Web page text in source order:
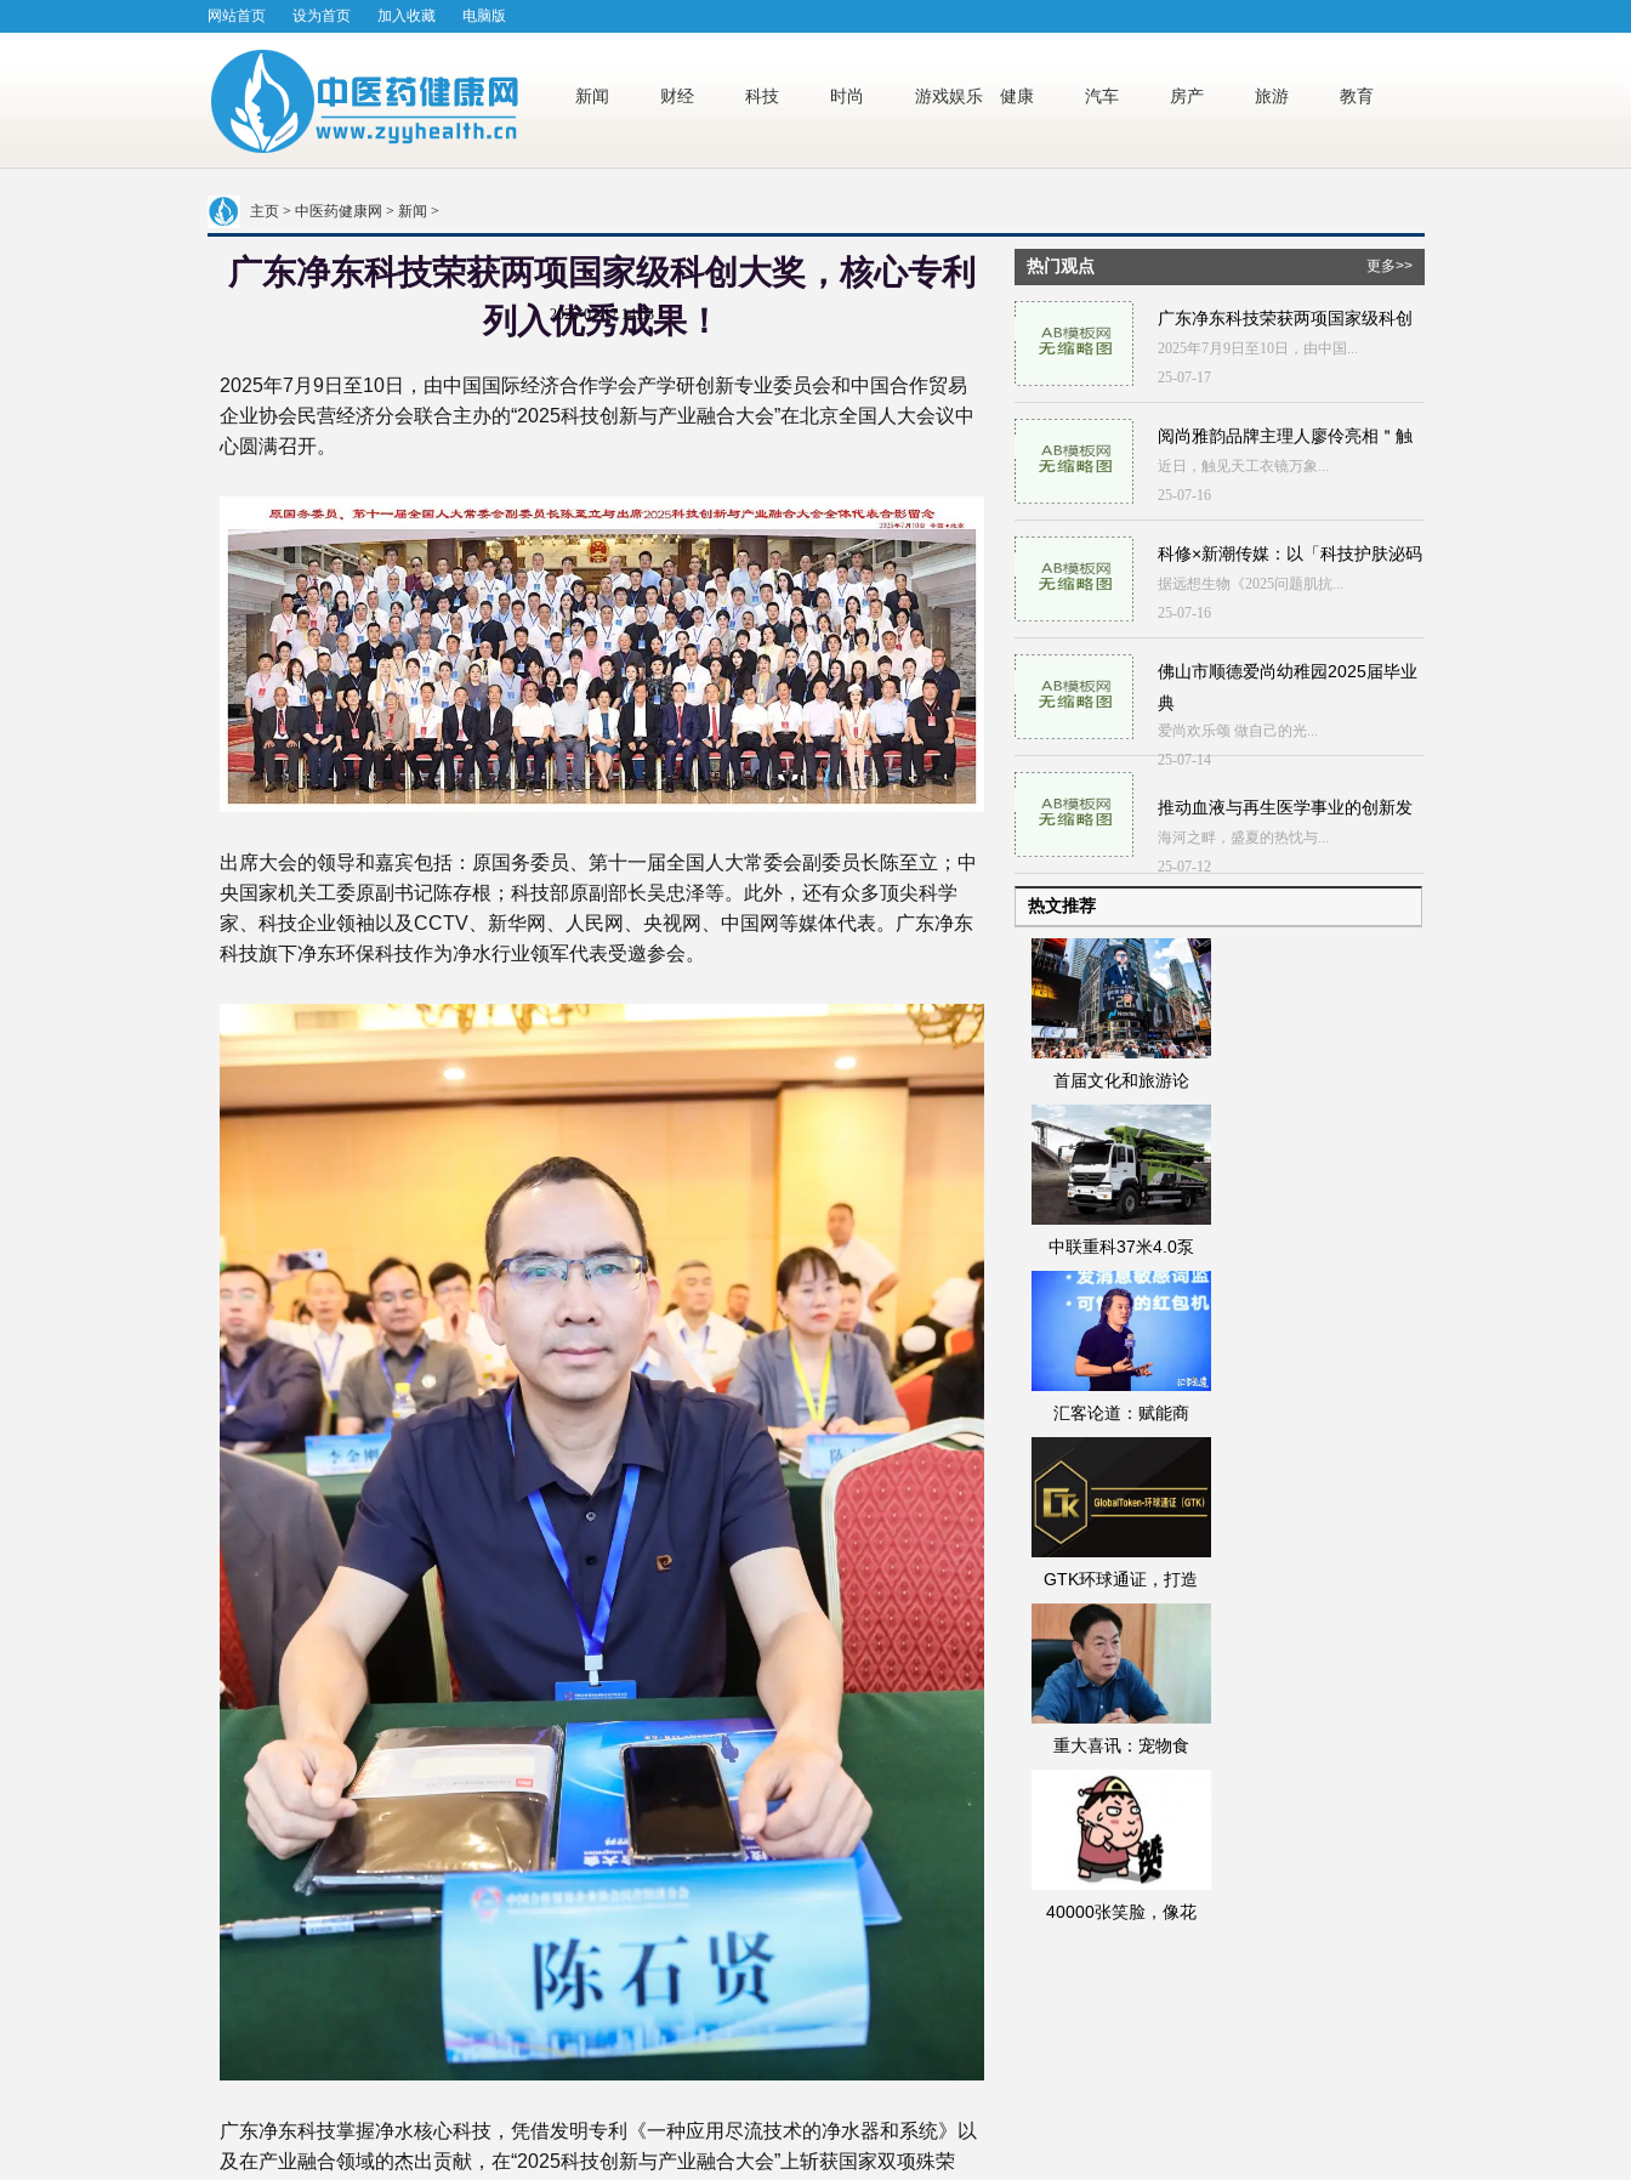
网站首页 设为首页 加入收藏 电脑版
新闻 财经 科技 时尚 游戏娱乐 健康 汽车 房产 旅游 教育
主页> 中医药健康网 > 新闻 >
广东净东科技荣获两项国家级科创大奖，核心专利
列入优秀成果！
2025-07-17 14:53
2025年7月9日至10日，由中国国际经济合作学会产学研创新专业委员会和中国合作贸易
企业协会民营经济分会联合主办的“2025科技创新与产业融合大会”在北京全国人大会议中
心圆满召开。
出席大会的领导和嘉宾包括：原国务委员、第十一届全国人大常委会副委员长陈至立；中
央国家机关工委原副书记陈存根；科技部原副部长吴忠泽等。此外，还有众多顶尖科学
家、科技企业领袖以及CCTV、新华网、人民网、央视网、中国网等媒体代表。广东净东
科技旗下净东环保科技作为净水行业领军代表受邀参会。
广东净东科技掌握净水核心科技，凭借发明专利《一种应用尽流技术的净水器和系统》以
及在产业融合领域的杰出贡献，在“2025科技创新与产业融合大会”上斩获国家双项殊荣
热门观点 更多>>
广东净东科技荣获两项国家级科创
2025年7月9日至10日，由中国...
25-07-17
阅尚雅韵品牌主理人廖伶亮相＂触
近日，触见天工衣镜万象...
25-07-16
科修×新潮传媒：以「科技护肤泌码
据远想生物《2025问题肌抗...
25-07-16
佛山市顺德爱尚幼稚园2025届毕业
典
爱尚欢乐颂 做自己的光...
25-07-14
推动血液与再生医学事业的创新发
海河之畔，盛夏的热忱与...
25-07-12
热文推荐
首届文化和旅游论
中联重科37米4.0泵
汇客论道：赋能商
GTK环球通证，打造
重大喜讯：宠物食
40000张笑脸，像花